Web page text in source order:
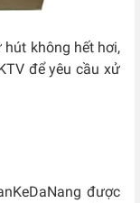
hút không hết hơi,
để yêu cầu xử
được